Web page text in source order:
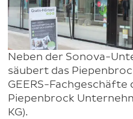
Neben der Sonova-
säubert das
GEERS-
Piepenbrock
KG).